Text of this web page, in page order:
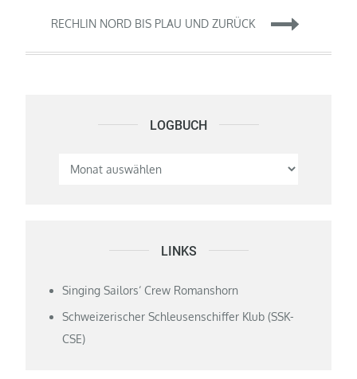
RECHLIN NORD BIS PLAU UND ZURÜCK
LOGBUCH Logbuch
LINKS
Singing Sailors‘ Crew Romanshorn
Schweizerischer Schleusenschiffer Klub (SSK-
CSE)